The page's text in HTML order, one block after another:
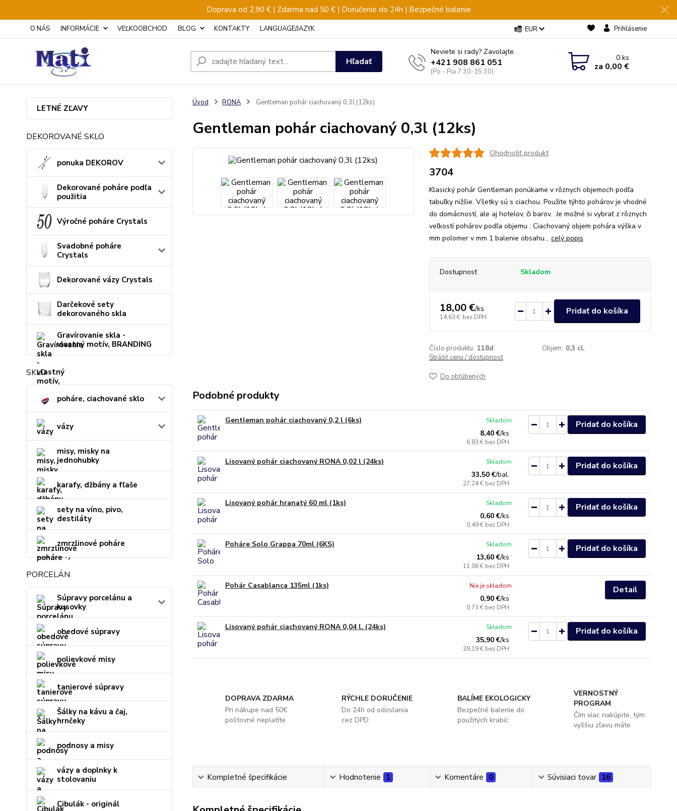
Doprava od 2,90 € | Zdarma nad 50 € | Doručenie do 24h | Bezpečné balenie
O NÁS INFORMÁCIE VEĽKOOBCHOD BLOG KONTAKTY LANGUAGE/JAZYK EUR Prihlásenie
Hľadať
Neviete si rady? Zavolajte.
+421 908 861 051
(Po - Pia 7:30-15:30)
0ks
za 0,00 €
LETNÉ ZĽAVY
DEKOROVANÉ SKLO
ponuka DEKOROV
Dekorované poháre podľa
použitia
Výročné poháre Crystals
Svadobné poháre
Crystals
Dekorované vázy Crystals
Darčekové sety
dekorovaného skla
Gravírovanie skla -
vlastný motív, BRANDING
SKLO
poháre, ciachované sklo
vázy
misy, misky na
jednohubky
karafy, džbány a fľaše
sety na víno, pivo,
destiláty
zmrzlinové poháre
PORCELÁN
Súpravy porcelánu a
kusovky
obedové súpravy
polievkové misy
tanierové súpravy
Šálky na kávu a čaj,
hrnčeky
podnosy a misy
vázy a doplnky k
stolovaniu
Cibulák - originál
Úvod RONA Gentleman pohár ciachovaný 0,3l (12ks)
Gentleman pohár ciachovaný 0,3l (12ks)
Ohodnotiť produkt
3704
Klasický pohár Gentleman ponúkame v rôznych objemoch podľa
tabuľky nižšie. Všetky sú s ciachou. Použite týhto pohárov je vhodné
do domácností, ale aj hotelov, či barov. Je možné si vybrať z rôznych
veľkostí pohárov podľa objemu : Ciachovaný objem pohára výška v
mm polomer v mm 1 balenie obsahu... celý popis
Dostupnosť Skladom
18,00 €/ks
14,63 € bez DPH
Pridať do košíka
Číslo produktu: 118d Objem: 0,3 cl.
Strážiť cenu / dostupnosť
Do obľúbených
Podobné produkty
Gentleman pohár ciachovaný 0,2 l (6ks)
8,40 €/ks
6,83 € bez DPH
Skladom Pridať do košíka
Lisovaný pohár ciachovaný RONA 0,02 l (24ks)
33,50 €/bal.
27,24 € bez DPH
Skladom Pridať do košíka
Lisovaný pohár hranatý 60 ml (1ks)
0,60 €/ks
0,49 € bez DPH
Skladom Pridať do košíka
Poháre Solo Grappa 70ml (6KS)
13,60 €/ks
11,06 € bez DPH
Skladom Pridať do košíka
Pohár Casablanca 135ml (1ks)
0,90 €/ks
0,73 € bez DPH
Nie je skladom Detail
Lisovaný pohár ciachovaný RONA 0,04 l. (24ks)
35,90 €/ks
29,19 € bez DPH
Skladom Pridať do košíka
DOPRAVA ZDARMA
Pri nákupe nad 50€
poštovné neplatíte.
RÝCHLE DORUČENIE
Do 24h od odoslania
cez DPD
BALÍME EKOLOGICKY
Bezpečné balenie do
použitých krabíc
VERNOSTNÝ
PROGRAM
Čím viac nakúpite, tým
vyššiu zľavu máte
Kompletné špecifikácie Hodnotenie 1 Komentáre 0 Súvisiaci tovar 16